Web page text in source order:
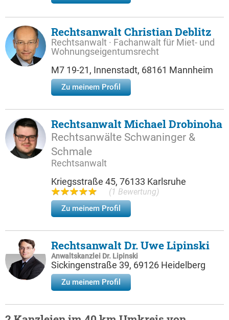
Rechtsanwalt Christian Deblitz
Rechtsanwalt · Fachanwalt für Miet- und
Wohnungseigentumsrecht
M7 19-21, Innenstadt, 68161 Mannheim
Zu meinem Profil
Rechtsanwalt Michael Drobinoha
Rechtsanwälte Schwaninger &
Schmale
Rechtsanwalt
Kriegsstraße 45, 76133 Karlsruhe
(1 Bewertung)
Zu meinem Profil
Rechtsanwalt Dr. Uwe Lipinski
Anwaltskanzlei Dr. Lipinski
Sickingenstraße 39, 69126 Heidelberg
Zu meinem Profil